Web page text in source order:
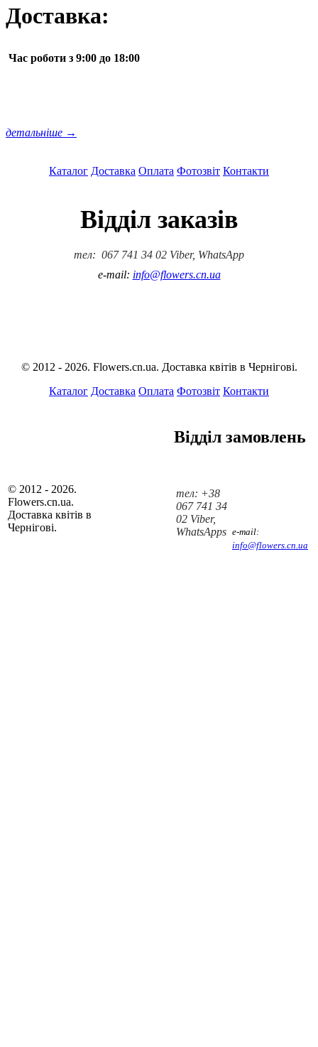
Доставка:
Час роботи з 9:00 до 18:00
детальніше →
Каталог Доставка Оплата Фотозвіт Контакти
Відділ заказів
тел: 067 741 34 02 Viber, WhatsApp
e-mail: info@flowers.cn.ua
© 2012 - 2026. Flowers.cn.ua. Доставка квітів в Чернігові.
Каталог Доставка Оплата Фотозвіт Контакти
© 2012 - 2026.
Flowers.cn.ua.
Доставка квітів в
Чернігові.
Відділ замовлень
тел: +38
067 741 34
02 Viber,
WhatsApps e-mail:
info@flowers.cn.ua